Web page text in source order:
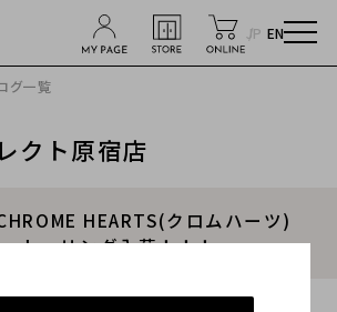
JP EN
グ一覧
クト原宿店
HEARTS(クロムハーツ)
ト、リング入荷！！！